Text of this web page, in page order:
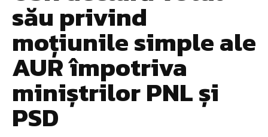
său privind
moțiunile simple ale
AUR împotriva
miniștrilor PNL și
PSD